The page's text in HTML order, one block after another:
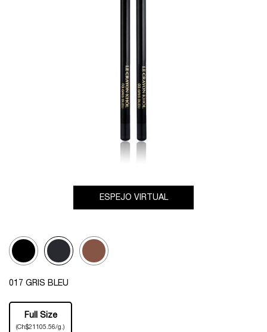
ESPEJO VIRTUALCRAYON KHOL
Selected
01 NOIR, 1 of 3Selected
017 GRIS BLEU, 2 of 3
Selected
028 BRUN, 3 of 3
017 GRIS BLEU
Selected
Full Size
(Ch$21105.56/g.)
, 1 of 1